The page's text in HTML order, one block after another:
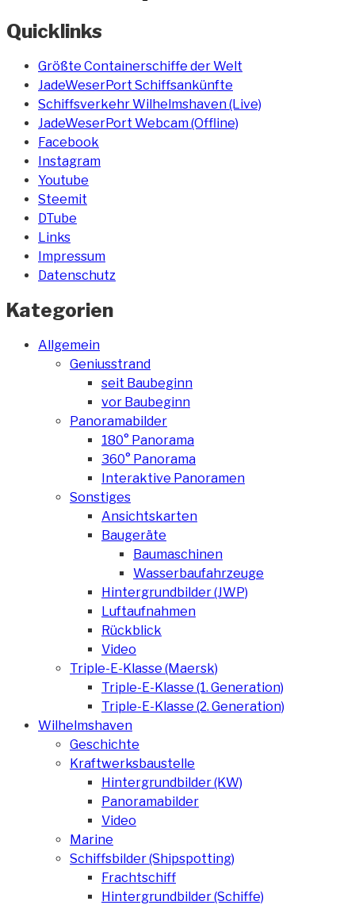
Quicklinks
Größte Containerschiffe der Welt
JadeWeserPort Schiffsankünfte
Schiffsverkehr Wilhelmshaven (Live)
JadeWeserPort Webcam (Offline)
Facebook
Instagram
Youtube
Steemit
DTube
Links
Impressum
Datenschutz
Kategorien
Allgemein
Geniusstrand
seit Baubeginn
vor Baubeginn
Panoramabilder
180° Panorama
360° Panorama
Interaktive Panoramen
Sonstiges
Ansichtskarten
Baugeräte
Baumaschinen
Wasserbaufahrzeuge
Hintergrundbilder (JWP)
Luftaufnahmen
Rückblick
Video
Triple-E-Klasse (Maersk)
Triple-E-Klasse (1. Generation)
Triple-E-Klasse (2. Generation)
Wilhelmshaven
Geschichte
Kraftwerksbaustelle
Hintergrundbilder (KW)
Panoramabilder
Video
Marine
Schiffsbilder (Shipspotting)
Frachtschiff
Hintergrundbilder (Schiffe)